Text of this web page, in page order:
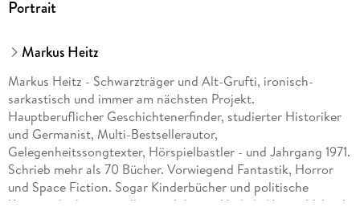
Portrait
Markus Heitz
Markus Heitz - Schwarzträger und Alt-Grufti, ironisch-
sarkastisch und immer am nächsten Projekt.
Hauptberuflicher Geschichtenerfinder, studierter Historiker
und Germanist, Multi-Bestsellerautor,
Gelegenheitssongtexter, Hörspielbastler - und Jahrgang 1971.
Schrieb mehr als 70 Bücher. Vorwiegend Fantastik, Horror
und Space Fiction. Sogar Kinderbücher und politische
Kurzgeschichten gesellten sich hinzu. Und als Maxim Voland